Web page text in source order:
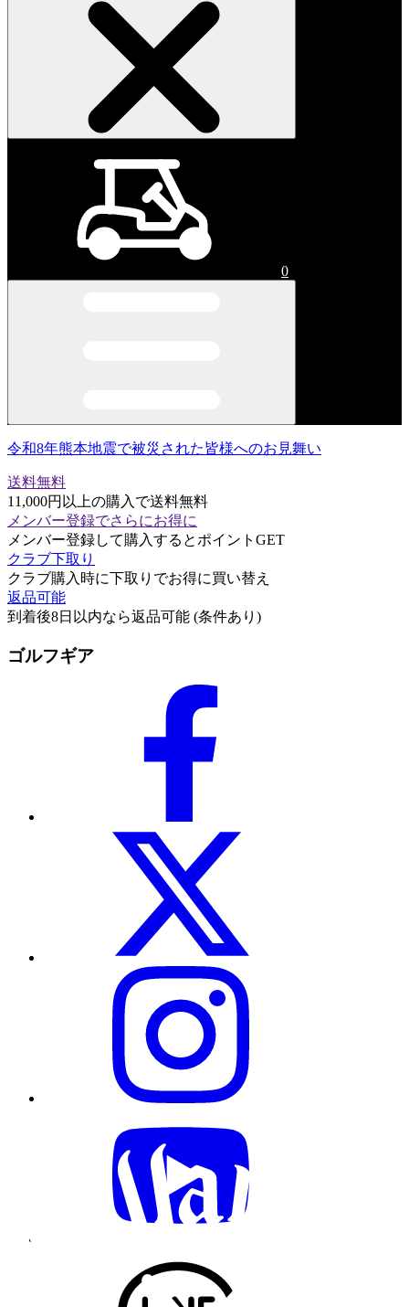
0
令和8年熊本地震で被災された皆様へのお見舞い
送料無料
11,000円以上の購入で送料無料
メンバー登録でさらにお得に
メンバー登録して購入するとポイントGET
クラブ下取り
クラブ購入時に下取りでお得に買い替え
返品可能
到着後8日以内なら返品可能 (条件あり)
ゴルフギア